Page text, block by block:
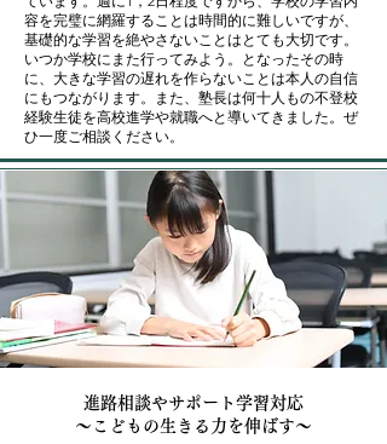
容を完璧に網羅することは時間的に難しいですが、
基礎的な学習を絶やさないことはとても大切です。
いつか学校にまた行ってみよう。となったその時
に、大きな学習の遅れを作らないことは本人の自信
にもつながります。また、塾長は何十人もの不登校
経験生徒を高校進学や就職へと導いてきました。ぜ
ひ一度ご相談ください。
進路相談やサポート学習対応
～こどもの生きる力を伸ばす～